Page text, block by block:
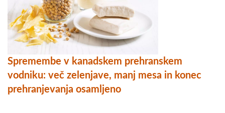
Spremembe v kanadskem prehranskem
vodniku: več zelenjave, manj mesa in konec
prehranjevanja osamljeno